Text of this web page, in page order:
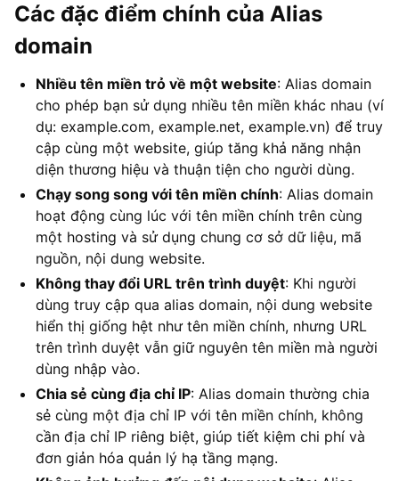
Các đặc điểm chính của Alias
domain
Nhiều tên miền trỏ về một website: Alias domain
cho phép bạn sử dụng nhiều tên miền khác nhau (ví
dụ: example.com, example.net, example.vn) để truy
cập cùng một website, giúp tăng khả năng nhận
diện thương hiệu và thuận tiện cho người dùng.
Chạy song song với tên miền chính: Alias domain
hoạt động cùng lúc với tên miền chính trên cùng
một hosting và sử dụng chung cơ sở dữ liệu, mã
nguồn, nội dung website.
Không thay đổi URL trên trình duyệt: Khi người
dùng truy cập qua alias domain, nội dung website
hiển thị giống hệt như tên miền chính, nhưng URL
trên trình duyệt vẫn giữ nguyên tên miền mà người
dùng nhập vào.
Chia sẻ cùng địa chỉ IP: Alias domain thường chia
sẻ cùng một địa chỉ IP với tên miền chính, không
cần địa chỉ IP riêng biệt, giúp tiết kiệm chi phí và
đơn giản hóa quản lý hạ tầng mạng.